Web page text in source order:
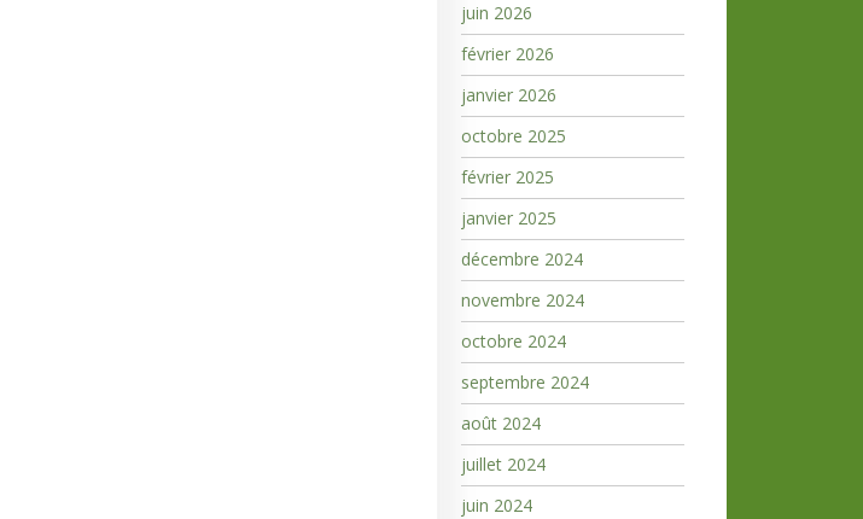
juin 2026
février 2026
janvier 2026
octobre 2025
février 2025
janvier 2025
décembre 2024
novembre 2024
octobre 2024
septembre 2024
août 2024
juillet 2024
juin 2024